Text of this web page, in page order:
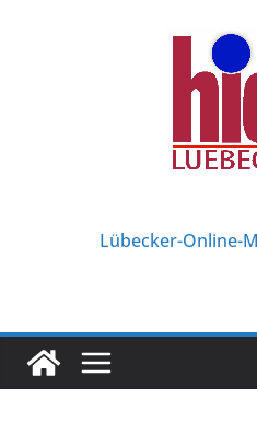
Lübecker-Online-